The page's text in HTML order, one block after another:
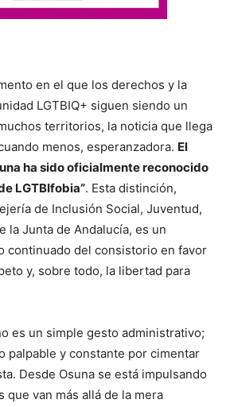
en el que los derechos y la
LGTBIQ+ siguen siendo un
territorios, la noticia que llega
menos, esperanzadora. El
ha sido oficialmente reconocido
LGTBIfobia”. Esta distinción,
de Inclusión Social, Juventud,
la Junta de Andalucía, es un
continuado del consistorio en favor
y, sobre todo, la libertad para
es un simple gesto administrativo;
palpable y constante por cimentar
Desde Osuna se está impulsando
que van más allá de la mera